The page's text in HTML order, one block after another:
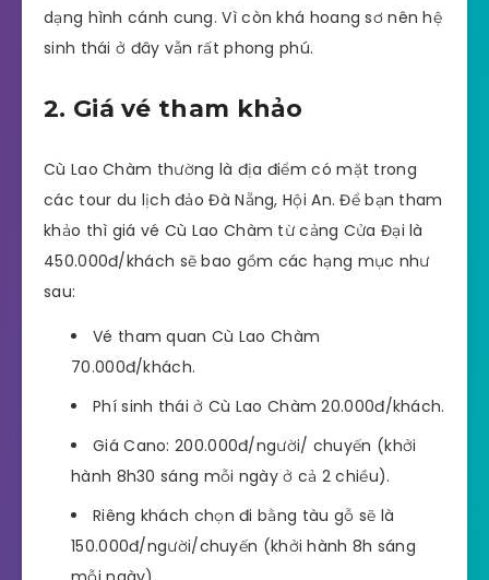
dạng hình cánh cung. Vì còn khá hoang sơ nên hệ
sinh thái ở đây vẫn rất phong phú.
2. Giá vé tham khảo
Cù Lao Chàm thường là địa điểm có mặt trong
các tour du lịch đảo Đà Nẵng, Hội An. Để bạn tham
khảo thì giá vé Cù Lao Chàm từ cảng Cửa Đại là
450.000đ/khách sẽ bao gồm các hạng mục như
sau:
Vé tham quan Cù Lao Chàm
70.000đ/khách.
Phí sinh thái ở Cù Lao Chàm 20.000đ/khách.
Giá Cano: 200.000đ/người/ chuyến (khởi
hành 8h30 sáng mỗi ngày ở cả 2 chiều).
Riêng khách chọn đi bằng tàu gỗ sẽ là
150.000đ/người/chuyến (khởi hành 8h sáng